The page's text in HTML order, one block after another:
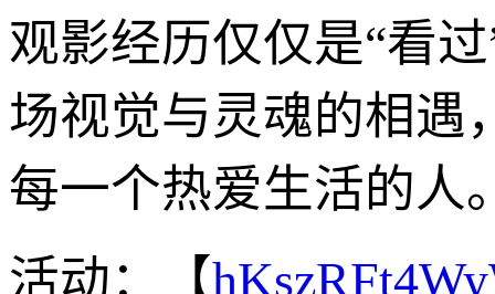
观影经历仅仅是“看
场视觉与灵魂的相遇
每一个热爱生活的人
活动：【